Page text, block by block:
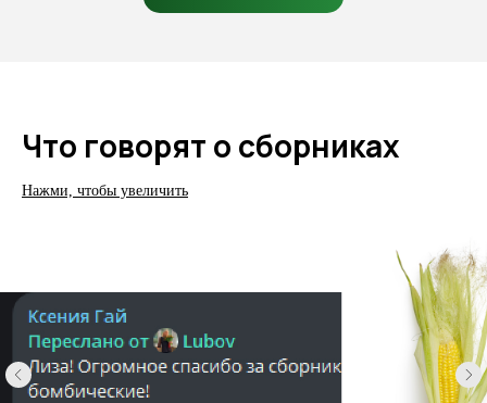
Что говорят о сборниках
Нажми, чтобы увеличить